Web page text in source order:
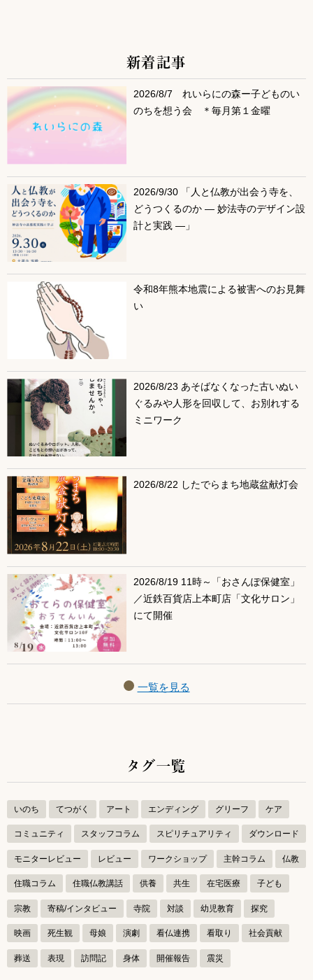
サブコンテンツ
新着記事
2026/8/7 れいらにの森ー子どものい
のちを想う会 ＊毎月第１金曜
2026/9/30 「人と仏教が出会う寺を、
どうつくるのか ― 妙法寺のデザイン設
計と実践 ―」
令和8年熊本地震による被害へのお見舞
い
2026/8/23 あそばなくなった古いぬい
ぐるみや人形を回収して、お別れする
ミニワーク
2026/8/22 したでらまち地蔵盆献灯会
2026/8/19 11時～「おさんぽ保健室」
／近鉄百貨店上本町店「文化サロン」
にて開催
一覧を見る
タグ一覧
いのち てつがく アート エンディング グリーフ ケア
コミュニティ スタッフコラム スピリチュアリティ ダウンロード
モニターレビュー レビュー ワークショップ 主幹コラム 仏教
住職コラム 住職仏教講話 供養 共生 在宅医療 子ども
宗教 寄稿/インタビュー 寺院 対談 幼児教育 探究
映画 死生観 母娘 演劇 看仏連携 看取り 社会貢献
葬送 表現 訪問記 身体 開催報告 震災